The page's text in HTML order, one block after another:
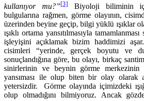
kullanıyor mu?”[3]Biyoloji biliminin
bulgularına rağmen, görme olayının,
üzerinden beyine geçip, bilgi yüklü ışıklar
ışıklı ortama yansıtılmasıyla
işleyişini açıklamak bizim haddimizi
cisimleri “yerinde, gerçek boyutu ve
sonuçlandığına göre, bu olayı, birkaç
sinirlerinin ve beynin görme merkezinin
yansıması ile olup biten bir olay olarak
yetersizdir. Görme olayında içimizdeki
olup olmadığını bilmiyoruz. Ancak